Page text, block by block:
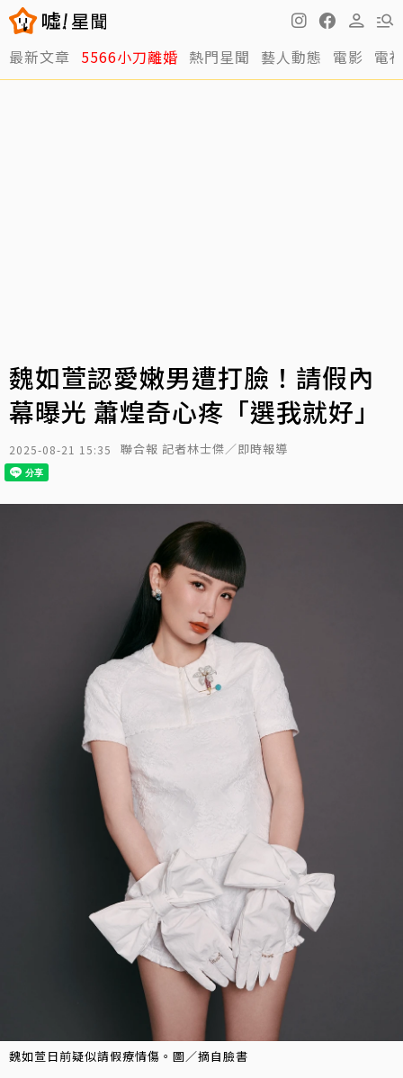
最新文章 5566小刀離婚 熱門星聞 藝人動態 電影 電
魏如萱認愛嫩男遭打臉！請假內
幕曝光 蕭煌奇心疼「選我就好」
2025-08-21 15:35 聯合報 記者林士傑／即時報導
魏如萱日前疑似請假療情傷。圖／摘自臉書